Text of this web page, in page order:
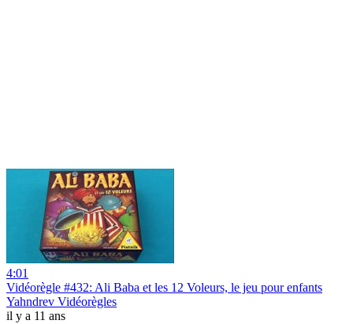
4:01
Vidéorègle #432: Ali Baba et les 12 Voleurs, le jeu pour enfants
Yahndrev Vidéorègles
il y a 11 ans